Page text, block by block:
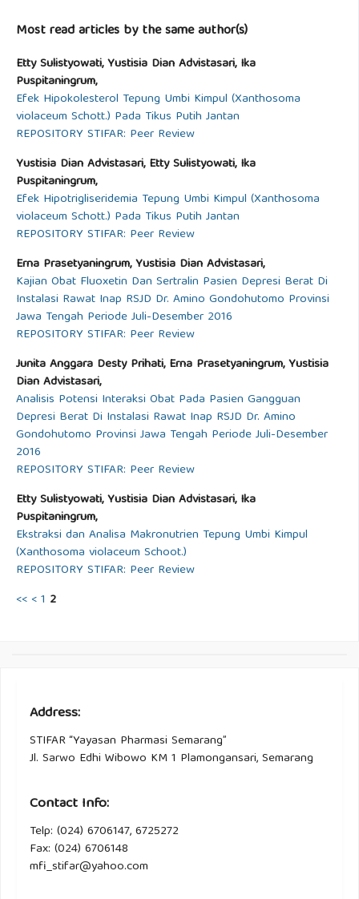
Most read articles by the same author(s)
Etty Sulistyowati, Yustisia Dian Advistasari, Ika
Puspitaningrum,
Efek Hipokolesterol Tepung Umbi Kimpul (Xanthosoma
violaceum Schott.) Pada Tikus Putih Jantan
REPOSITORY STIFAR: Peer Review
Yustisia Dian Advistasari, Etty Sulistyowati, Ika
Puspitaningrum,
Efek Hipotrigliseridemia Tepung Umbi Kimpul (Xanthosoma
violaceum Schott.) Pada Tikus Putih Jantan
REPOSITORY STIFAR: Peer Review
Erna Prasetyaningrum, Yustisia Dian Advistasari,
Kajian Obat Fluoxetin Dan Sertralin Pasien Depresi Berat Di
Instalasi Rawat Inap RSJD Dr. Amino Gondohutomo Provinsi
Jawa Tengah Periode Juli-Desember 2016
REPOSITORY STIFAR: Peer Review
Junita Anggara Desty Prihati, Erna Prasetyaningrum, Yustisia
Dian Advistasari,
Analisis Potensi Interaksi Obat Pada Pasien Gangguan
Depresi Berat Di Instalasi Rawat Inap RSJD Dr. Amino
Gondohutomo Provinsi Jawa Tengah Periode Juli-Desember
2016
REPOSITORY STIFAR: Peer Review
Etty Sulistyowati, Yustisia Dian Advistasari, Ika
Puspitaningrum,
Ekstraksi dan Analisa Makronutrien Tepung Umbi Kimpul
(Xanthosoma violaceum Schoot.)
REPOSITORY STIFAR: Peer Review
<< <1 2
Address:
STIFAR “Yayasan Pharmasi Semarang”
Jl. Sarwo Edhi Wibowo KM 1 Plamongansari, Semarang
Contact Info:
Telp: (024) 6706147, 6725272
Fax: (024) 6706148
mfi_stifar@yahoo.com